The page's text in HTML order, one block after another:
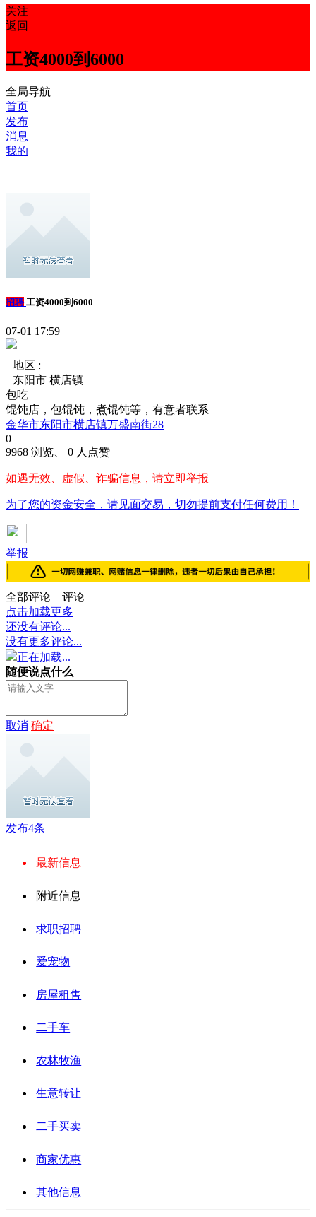
关注
返回
工资4000到6000
全局导航
首页
发布
消息
我的
招聘 工资4000到6000
07-01 17:59
地区 :
东阳市 横店镇
包吃
馄饨店，包馄饨，煮馄饨等，有意者联系
金华市东阳市横店镇万盛南街28
0
9968 浏览、 0 人点赞
如遇无效、虚假、诈骗信息，请立即举报
为了您的资金安全，请见面交易，切勿提前支付任何费用！
举报
全部评论
评论
点击加载更多
还没有评论...
没有更多评论...
正在加载...
随便说点什么
取消 确定
发布4条
最新信息
附近信息
求职招聘
爱宠物
房屋租售
二手车
农林牧渔
生意转让
二手买卖
商家优惠
其他信息